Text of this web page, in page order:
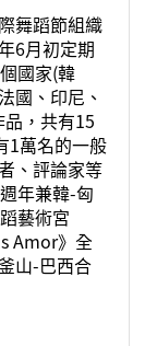
舞蹈節組織
6月初定期
國家(韓
國、印尼、
，共有15
1萬名的一般
、評論家等
年兼韓-匈
藝術宮
Amor》全
山-巴西合